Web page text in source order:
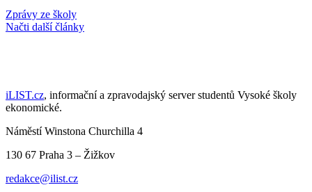
Zprávy ze školy
Načti další články
iLIST.cz, informační a zpravodajský server studentů Vysoké školy
ekonomické.
Náměstí Winstona Churchilla 4
130 67 Praha 3 – Žižkov
redakce@ilist.cz